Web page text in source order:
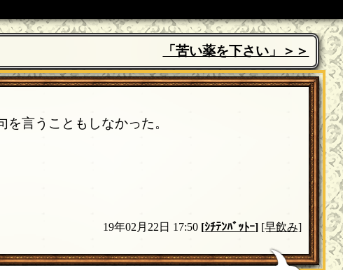
「苦い薬を下さい」＞＞
言うこともしなかった。
19年02月22日 17:50 [ｼﾁﾃﾝﾊﾞｯﾄｰ] [早飲み]